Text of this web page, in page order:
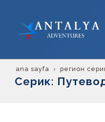
ana sayfa регион
Серик: